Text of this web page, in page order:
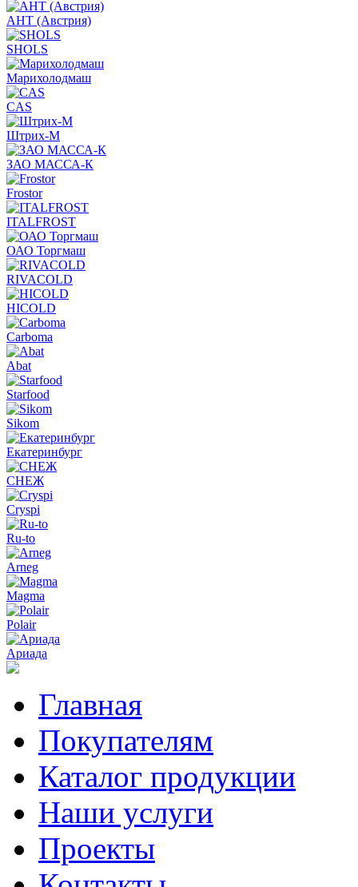
АНТ (Австрия)
SHOLS
Марихолодмаш
CAS
Штрих-М
ЗАО МАССА-К
Frostor
ITALFROST
ОАО Торгмаш
RIVACOLD
HICOLD
Carboma
Abat
Starfood
Sikom
Екатеринбург
СНЕЖ
Cryspi
Ru-to
Arneg
Magma
Polair
Ариада
Главная
Покупателям
Каталог продукции
Наши услуги
Проекты